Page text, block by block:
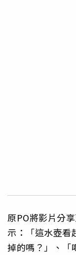
原PO將影片分
示：「這水壺看
掉的嗎？」、「